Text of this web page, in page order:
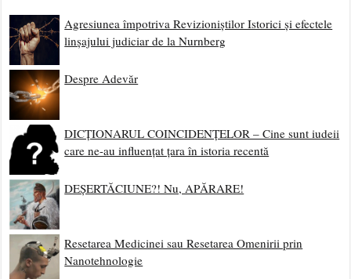
Agresiunea împotriva Revizioniștilor Istorici și efectele
linșajului judiciar de la Nurnberg
Despre Adevăr
DICȚIONARUL COINCIDENȚELOR – Cine sunt iudeii
care ne-au influențat țara în istoria recentă
DEȘERTĂCIUNE?! Nu, APĂRARE!
Resetarea Medicinei sau Resetarea Omenirii prin
Nanotehnologie